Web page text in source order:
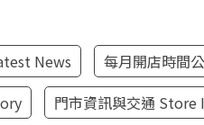
News 每月開店時間
門市資訊與交通